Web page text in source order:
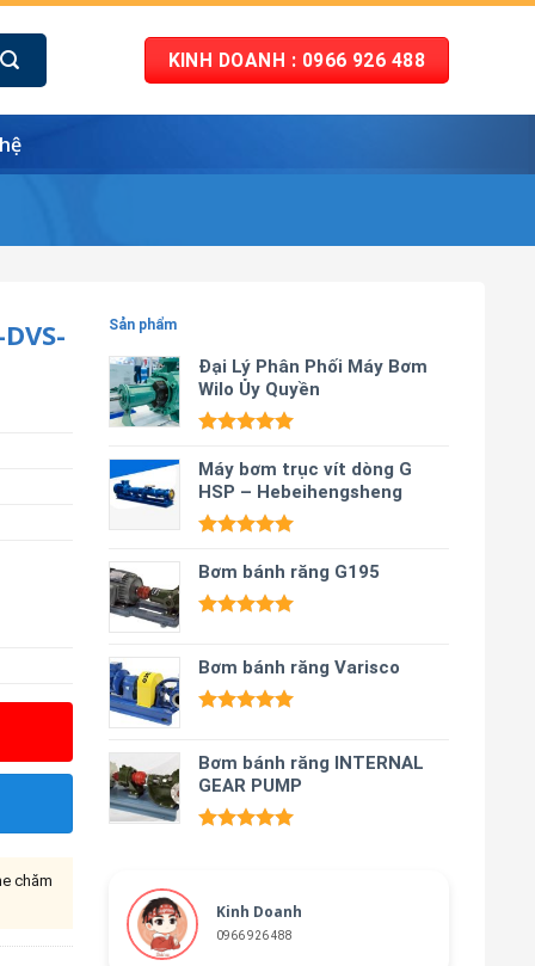
KINH DOANH : 0966 926 488
Sản phẩm
Đại Lý Phân Phối Máy Bơm
Wilo Ủy Quyền
hạng5.00
5 sao
Máy bơm trục vít dòng G
HSP – Hebeihengsheng
hạng5.00
5 sao
Bơm bánh răng G195
5 sao
Bơm bánh răng Varisco
5 sao
Bơm bánh răng INTERNAL
GEAR PUMP
Kinh Doanh
0966 926 488
chăm